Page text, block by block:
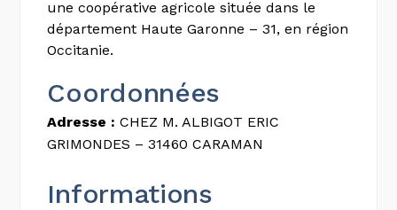
une coopérative agricole située dans le
département Haute Garonne – 31, en région
Occitanie.
Coordonnées
Adresse : CHEZ M. ALBIGOT ERIC
GRIMONDES – 31460 CARAMAN
Informations